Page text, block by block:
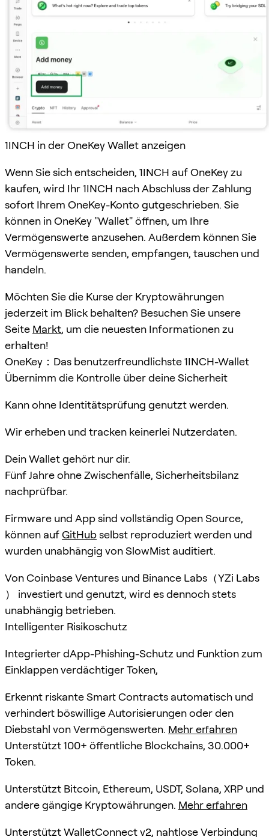
1INCH in der OneKey Wallet anzeigen
Wenn Sie sich entscheiden, 1INCH auf OneKey zu
kaufen, wird Ihr 1INCH nach Abschluss der Zahlung
sofort Ihrem OneKey-Konto gutgeschrieben. Sie
können in OneKey "Wallet" öffnen, um Ihre
Vermögenswerte anzusehen. Außerdem können Sie
Vermögenswerte senden, empfangen, tauschen und
handeln.
Möchten Sie die Kurse der Kryptowährungen
jederzeit im Blick behalten? Besuchen Sie unsere
Seite Markt, um die neuesten Informationen zu
erhalten!
OneKey：Das benutzerfreundlichste 1INCH-Wallet
Übernimm die Kontrolle über deine Sicherheit
Kann ohne Identitätsprüfung genutzt werden.
Wir erheben und tracken keinerlei Nutzerdaten.
Dein Wallet gehört nur dir.
Fünf Jahre ohne Zwischenfälle, Sicherheitsbilanz
nachprüfbar.
Firmware und App sind vollständig Open Source,
können aufGitHubselbst reproduziert werden und
wurden unabhängig von SlowMist auditiert.
Von Coinbase Ventures und Binance Labs（YZi Labs
） investiert und genutzt, wird es dennoch stets
unabhängig betrieben.
Intelligenter Risikoschutz
Integrierter dApp-Phishing-Schutz und Funktion zum
Einklappen verdächtiger Token,
Erkennt riskante Smart Contracts automatisch und
verhindert böswillige Autorisierungen oder den
Diebstahl von Vermögenswerten. Mehr erfahren
Unterstützt 100+ öffentliche Blockchains, 30.000+
Token.
Unterstützt Bitcoin, Ethereum, USDT, Solana, XRP und
andere gängige Kryptowährungen. Mehr erfahren
Unterstützt WalletConnect v2, nahtlose Verbindung